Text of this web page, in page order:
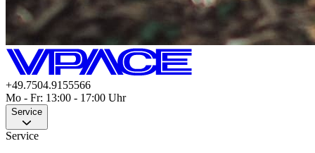
+49.7504.9155566
Mo - Fr: 13:00 - 17:00 Uhr
Service
Service